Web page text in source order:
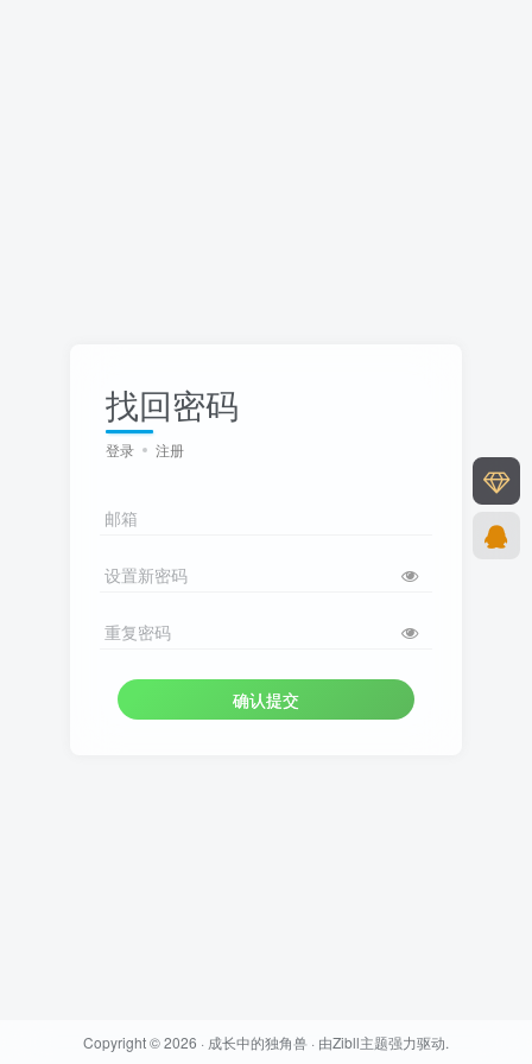
找回密码
登录 注册
邮箱
设置新密码
重复密码
确认提交
Copyright © 2026 · 成长中的独角兽 · 由Zibll主题强力驱动.